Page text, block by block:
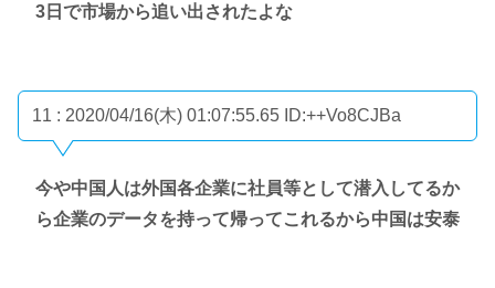
3日で市場から追い出されたよな
11 : 2020/04/16(木) 01:07:55.65 ID:++Vo8CJBa
今や中国人は外国各企業に社員等として潜入してるか
ら企業のデータを持って帰ってこれるから中国は安泰